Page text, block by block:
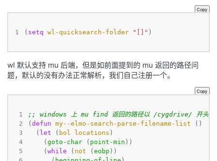
Copy
1 ( setq wl-quicksearch-folder "[]" )
wl 默认支持 mu 后端，但是如前面提到的 mu 返回的路径问
题，默认的没有办法正常解析，我们自己注册一个。
Copy
1
2
3
4
5
;; windows 上 mu find 返回的路径以 /cygdrive/ 开头，我
( defun my--elmo-search-parse-filename-list
  (
let ( bol locations
    (
goto-char ( point-min
    (
while ( not ( eobp